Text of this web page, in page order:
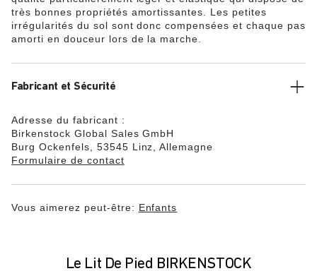
très bonnes propriétés amortissantes. Les petites
irrégularités du sol sont donc compensées et chaque pas
amorti en douceur lors de la marche.
Fabricant et Sécurité
Adresse du fabricant :
Birkenstock Global Sales GmbH
Burg Ockenfels, 53545 Linz, Allemagne
Formulaire de contact
Vous aimerez peut-être: Enfants
Le Lit De Pied BIRKENSTOCK